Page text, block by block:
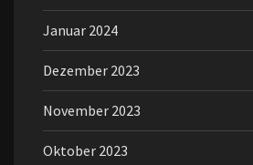
Januar 2024
Dezember 2023
November 2023
Oktober 2023